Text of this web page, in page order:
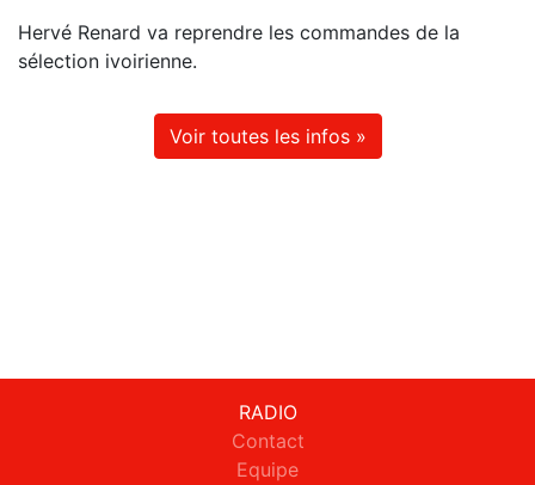
Hervé Renard va reprendre les commandes de la
sélection ivoirienne.
Voir toutes les infos »
RADIO
Contact
Equipe